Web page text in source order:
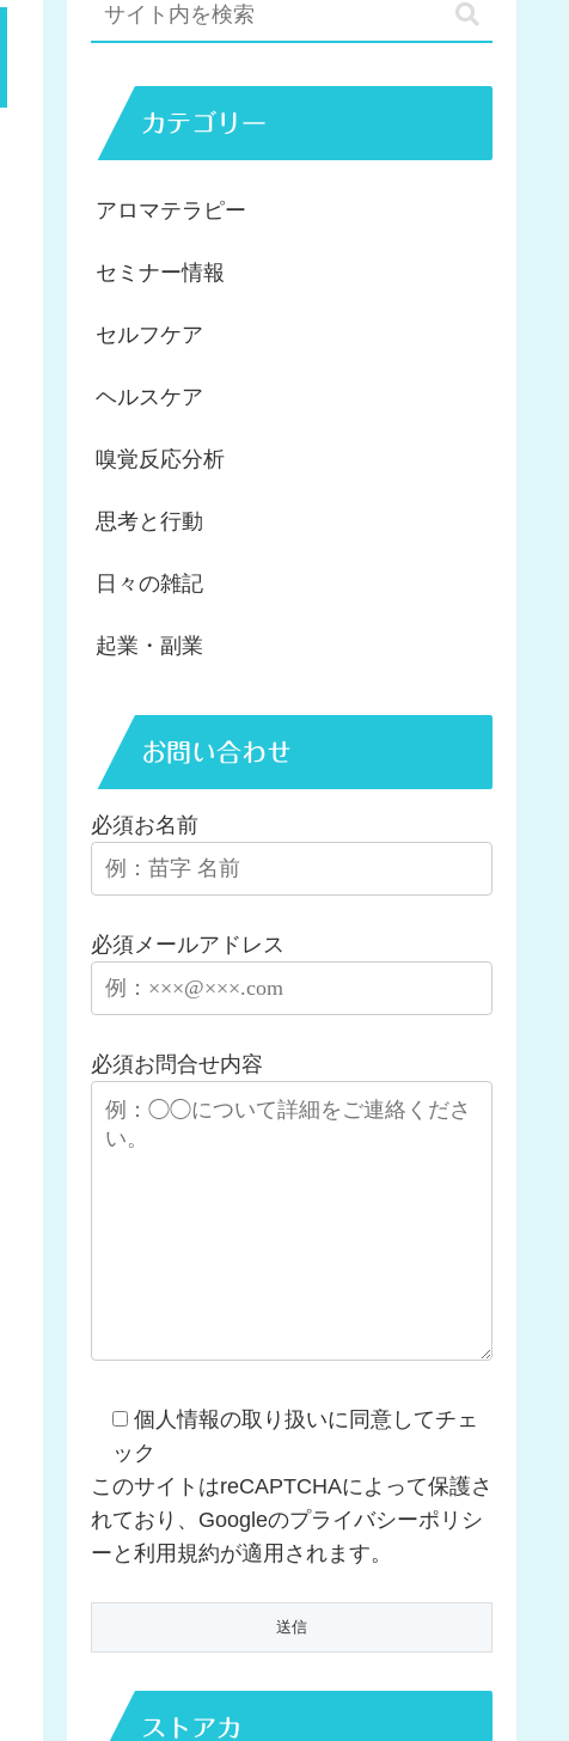
カテゴリー
アロマテラピー
セミナー情報
セルフケア
ヘルスケア
嗅覚反応分析
思考と行動
日々の雑記
起業・副業
お問い合わせ
必須お名前
必須 メールアドレス
必須お問合せ内容
個人情報の取り扱いに同意してチェ
ック
このサイトはreCAPTCHAによって保護さ
れており、Googleのプライバシーポリシ
ーと利用規約が適用されます。
ストアカ